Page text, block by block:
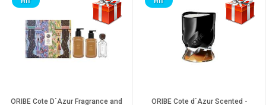
ORIBE Cote D´Azur Fragrance and
ORIBE Cote d´Azur Scented -